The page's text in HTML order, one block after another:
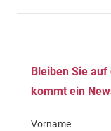
der
Bleiben Sie
kommt ein
Vorname